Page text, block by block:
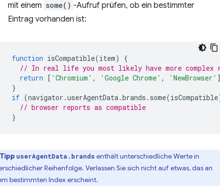
mit einem some() -Aufruf prüfen, ob ein bestimmter
Eintrag vorhanden ist:
function isCompatible(item)
{
// In real life you most likely have more complex
return [ 'Chromium' , 'Google Chrome' , 'NewBrowser'
}
if (navigator .userAgentData.brands . some(isCompatible
// browser reports as compatible
}
Tipp userAgentData.brands enthält unterschiedliche Werte in
Reihenfolge. Verlassen Sie sich nicht auf etwas, das an
bestimmten Index erscheint.